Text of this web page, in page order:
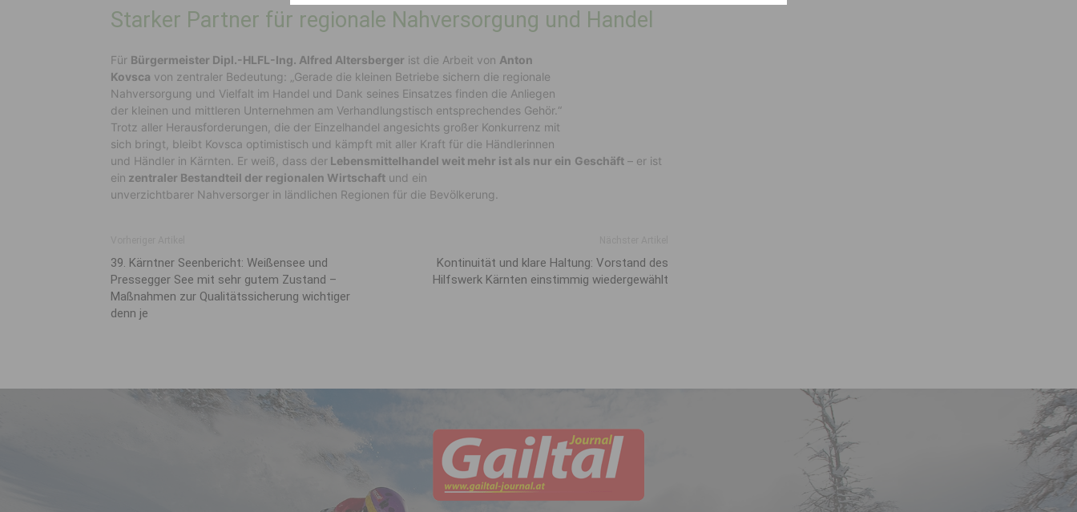
Starker Partner für regionale Nahversorgung und Handel
Für Bürgermeister Dipl.-HLFL-Ing. Alfred Altersberger ist die Arbeit von Anton
Kovsca von zentraler Bedeutung: „Gerade die kleinen Betriebe sichern die regionale
Nahversorgung und Vielfalt im Handel und Dank seines Einsatzes finden die Anliegen
der kleinen und mittleren Unternehmen am Verhandlungstisch entsprechendes Gehör.“
Trotz aller Herausforderungen, die der Einzelhandel angesichts großer Konkurrenz mit
sich bringt, bleibt Kovsca optimistisch und kämpft mit aller Kraft für die Händlerinnen
und Händler in Kärnten. Er weiß, dass der Lebensmittelhandel weit mehr ist als nur ein Geschäft – er ist
ein zentraler Bestandteil der regionalen Wirtschaft und ein
unverzichtbarer Nahversorger in ländlichen Regionen für die Bevölkerung.
39. Kärntner Seenbericht: Weißensee und
Pressegger See mit sehr gutem Zustand –
Maßnahmen zur Qualitätssicherung wichtiger
denn je
Kontinuität und klare Haltung: Vorstand des
Hilfswerk Kärnten einstimmig wiedergewählt